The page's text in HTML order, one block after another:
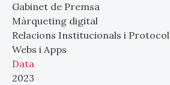
Gabinet de Premsa
Màrqueting digital
Relacions Institucionals i Protocol
Webs i Apps
Data
2023